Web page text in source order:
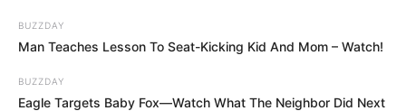
BUZZDAY
Man Teaches Lesson To Seat-Kicking Kid And Mom – Watch!
BUZZDAY
Eagle Targets Baby Fox—Watch What The Neighbor Did Next